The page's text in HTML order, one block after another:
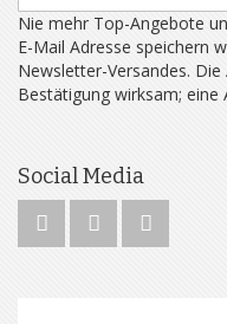
Nie mehr Top-Angebote
E-Mail Adresse speichern
Newsletter-Versandes.
Bestätigung wirksam;
Social Media